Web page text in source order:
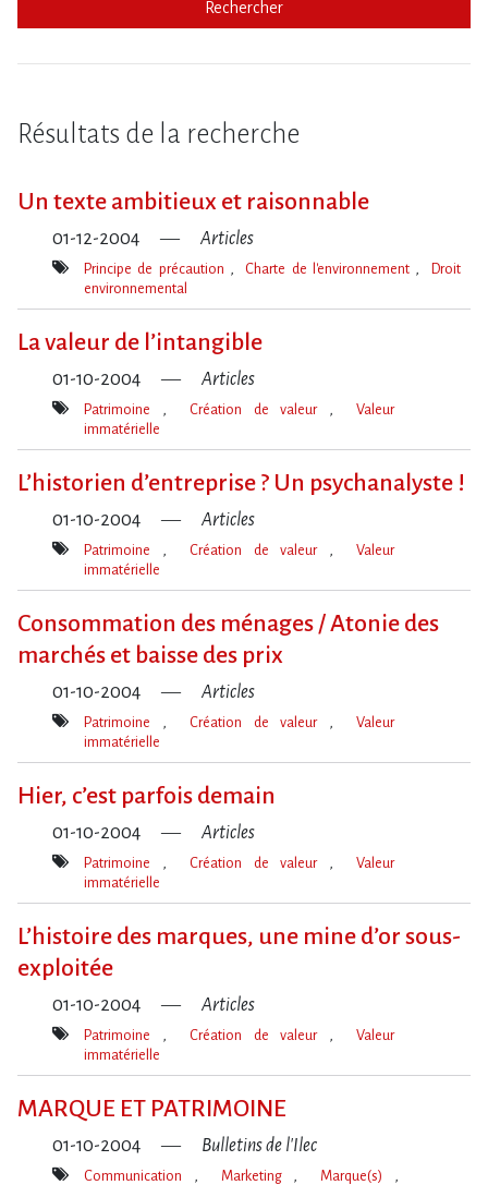
Rechercher
Résultats de la recherche
Un texte ambitieux et raisonnable
01-12-2004 Articles
Mot(s)-
Principe de précaution Charte de l'environnement
Droit
environnemental
La valeur de l’intangible
01-10-2004 Articles
Mot(s)-
Patrimoine Création de valeur
Valeur
immatérielle
L’historien d’entreprise ? Un psychanalyste !
01-10-2004 Articles
Mot(s)-
Patrimoine Création de valeur
Valeur
immatérielle
Consommation des ménages / Atonie des
marchés et baisse des prix
01-10-2004 Articles
Mot(s)-
Patrimoine Création de valeur
Valeur
immatérielle
Hier, c’est parfois demain
01-10-2004 Articles
Mot(s)-
Patrimoine Création de valeur
Valeur
immatérielle
L’histoire des marques, une mine d’or sous-
exploitée
01-10-2004 Articles
Mot(s)-
Patrimoine Création de valeur
Valeur
immatérielle
MARQUE ET PATRIMOINE
01-10-2004 Bulletins de l'Ilec
Communication Marketing
Marque(s)